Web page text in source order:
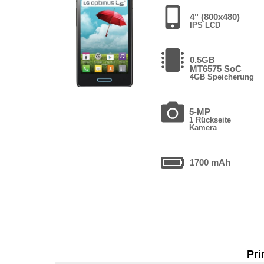
4" (800x480)
IPS LCD
0.5GB
MT6575 SoC
4GB Speicherung
5-MP
1 Rückseite
Kamera
1700 mAh